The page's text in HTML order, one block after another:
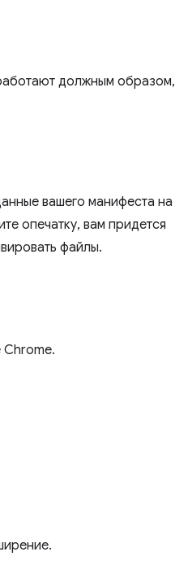
должным образом,
вашего манифеста на
опечатку, вам придется
файлы.
Chrome.